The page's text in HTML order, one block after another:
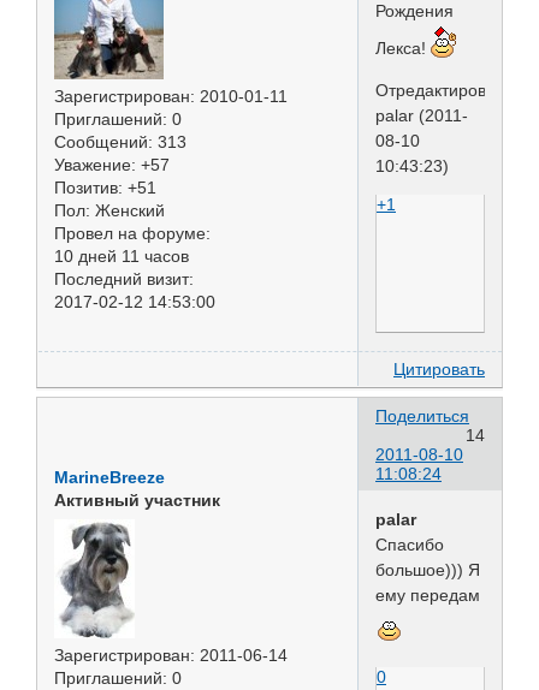
Зарегистрирован: 2010-01-11
Приглашений: 0
Сообщений: 313
Уважение: +57
Позитив: +51
Пол: Женский
Провел на форуме:
10 дней 11 часов
Последний визит:
2017-02-12 14:53:00
Рождения
Лекса!
Отредактировано
palar (2011-
08-10
10:43:23)
+1
Цитировать
Поделиться
14
2011-08-10
11:08:24
MarineBreeze
Активный участник
Зарегистрирован: 2011-06-14
Приглашений: 0
palar
Спасибо
большое))) Я
ему передам
0